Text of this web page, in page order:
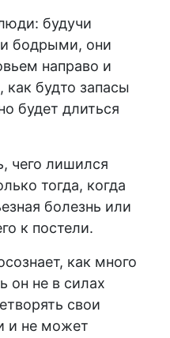
будучи
бодрыми, они
направо и
как будто запасы
будет длиться
чего лишился
тогда, когда
болезнь или
к постели.
как много
он не в силах
свои
и не может